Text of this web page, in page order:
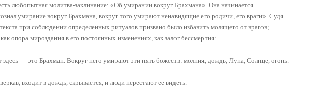
любопытная молитва-заклинание: «Об умирании вокруг Брахмана». Она начинается
умирание вокруг Брахмана, вокруг того умирают ненавидящие его родичи, его враги». Судя
при соблюдении определенных ритуалов призвано было избавить молящего от врагов;
опора мироздания в его постоянных изменениях, как залог бессмертия:
здесь — это Брахман. Вокруг него умирают эти пять божеств: молния, дождь, Луна, Солнце, огонь.
входит в дождь, скрывается, и люди перестают ее видеть.